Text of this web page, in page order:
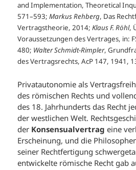
and Implementation, Theoretical
571–593;Markus Rehberg, Das
Vertragstheorie, 2014;Klaus F. Röhl,
Voraussetzungen des Vertrages, in:
480; Walter Schmidt-Rimpler,
des Vertragsrechts, AcP 147, 1941,
Privatautonomie als
des römischen Rechts und
des 18. Jahrhunderts das Recht
der westlichen Welt.
der Konsensualvertrag eine
Erscheinung, und die
seiner Rechtfertigung
entwickelte römische Recht gab